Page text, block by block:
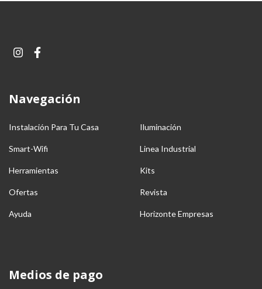
Navegación
Instalación Para Tu Casa Iluminación
Smart-Wifi Linea Industrial
Herramientas Kits
Ofertas Revista
Ayuda Horizonte Empresas
Medios de pago